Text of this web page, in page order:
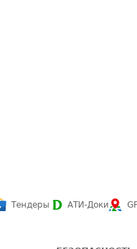
Тендеры АТИ-Доки